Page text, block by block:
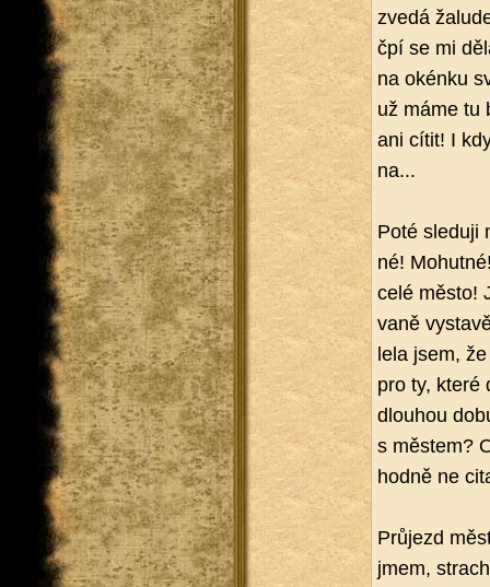
zvedá
čpí se mi
na okén­ku
už máme tu
ani cítit! I
na...
Poté sle­du­ji
né!
celé město!
va­ně
le­la jsem,
pro ty, které
dlou­hou
s měs­tem?
hod­ně ne
Prů­jezd
jmem,